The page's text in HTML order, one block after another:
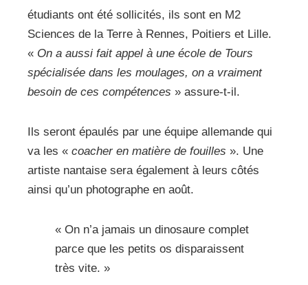
étudiants ont été sollicités, ils sont en M2
Sciences de la Terre à Rennes, Poitiers et Lille.
« On a aussi fait appel à une école de Tours
spécialisée dans les moulages, on a vraiment
besoin de ces compétences » assure-t-il.
Ils seront épaulés par une équipe allemande qui
va les « coacher en matière de fouilles ». Une
artiste nantaise sera également à leurs côtés
ainsi qu’un photographe en août.
« On n’a jamais un dinosaure complet
parce que les petits os disparaissent
très vite. »